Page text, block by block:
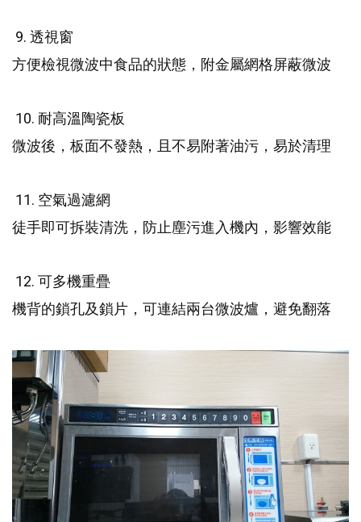
9. 透視窗
方便檢視微波中食品的狀態，附金屬網格屏蔽微波
10. 耐高溫陶瓷板
微波後，板面不發熱，且不易附著油污，易於清理
11. 空氣過濾網
徒手即可拆裝清洗，防止塵污進入機內，影響效能
12. 可多機重疊
機背的鎖孔及鎖片，可連結兩台微波爐，避免翻落